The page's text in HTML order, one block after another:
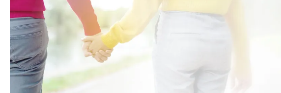
Krisenhilfe OÖ
0732 / 2177